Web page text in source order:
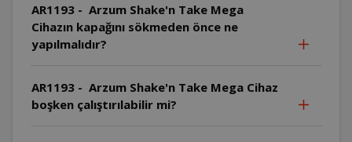
AR1193 - Arzum Shake'n Take Mega
Cihazın kapağını sökmeden önce ne
yapılmalıdır?
AR1193 - Arzum Shake'n Take Mega Cihaz
boşken çalıştırılabilir mi?